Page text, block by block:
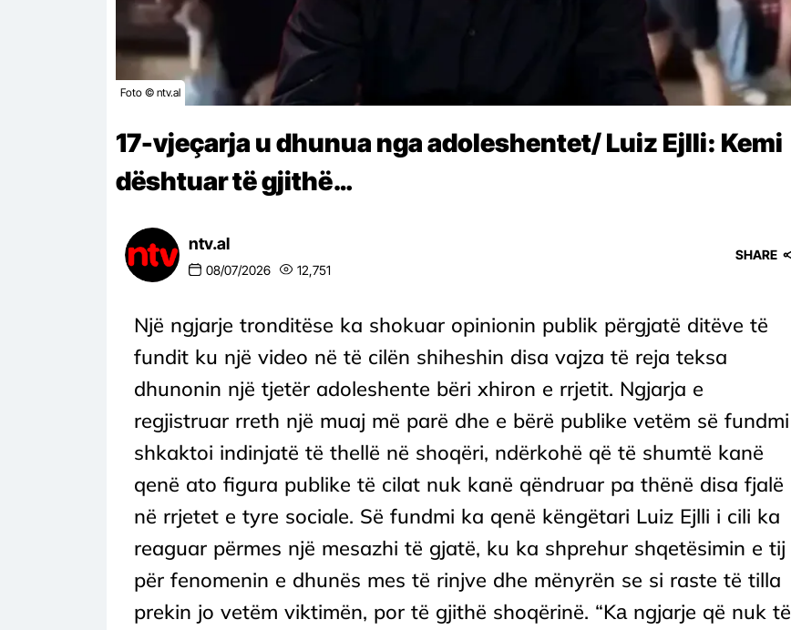
Foto © ntv.al
17-vjeçarja u dhunua nga adoleshentet/ Luiz Ejlli: Kemi
dështuar të gjithë…
ntv.al
08/07/2026 12,751
SHARE
Një ngjarje tronditëse ka shokuar opinionin publik përgjatë ditëve të
fundit ku një video në të cilën shiheshin disa vajza të reja teksa
dhunonin një tjetër adoleshente bëri xhiron e rrjetit. Ngjarja e
regjistruar rreth një muaj më parë dhe e bërë publike vetëm së fundmi
shkaktoi indinjatë të thellë në shoqëri, ndërkohë që të shumtë kanë
qenë ato figura publike të cilat nuk kanë qëndruar pa thënë disa fjalë
në rrjetet e tyre sociale. Së fundmi ka qenë këngëtari Luiz Ejlli i cili ka
reaguar përmes një mesazhi të gjatë, ku ka shprehur shqetësimin e tij
për fenomenin e dhunës mes të rinjve dhe mënyrën se si raste të tilla
prekin jo vetëm viktimën, por të gjithë shoqërinë. “Kа ngjarje që nuk të